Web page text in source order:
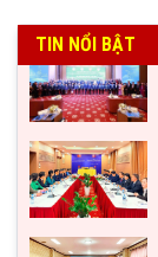
TIN NỔI BẬT